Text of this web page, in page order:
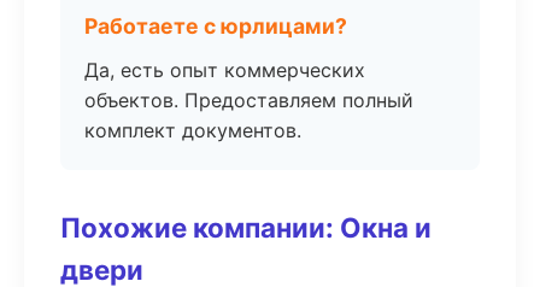
Работаете с юрлицами?
Да, есть опыт коммерческих
объектов. Предоставляем полный
комплект документов.
Похожие компании: Окна и
двери